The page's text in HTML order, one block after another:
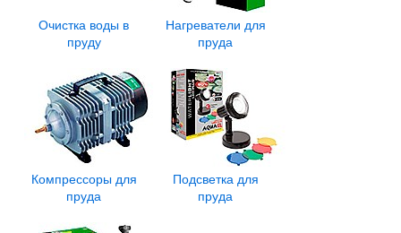
Очистка воды в
пруду
Нагреватели для
пруда
Компрессоры для
пруда
Подсветка для
пруда